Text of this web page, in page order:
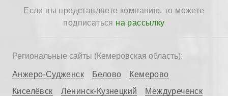
Если вы представляете компанию, то можете
подписаться на рассылку
Региональные сайты (Кемеровская область):
Анжеро-Судженск Белово
Кемерово
Киселёвск
Ленинск-Кузнецкий
Междуреченск